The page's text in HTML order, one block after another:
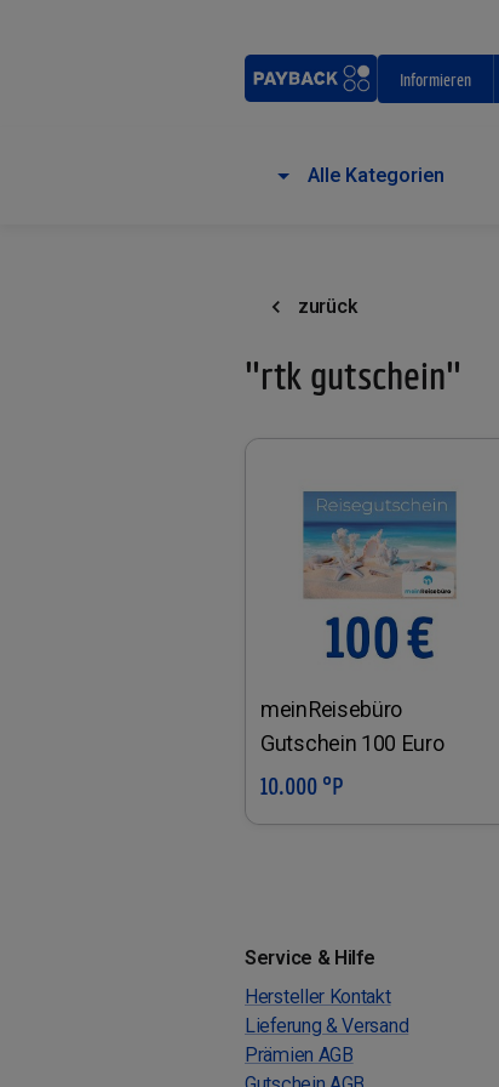
Informieren
Alle Kategorien
zurück
"rtk gutschein"
meinReisebüro
Gutschein 100 Euro
In den Warenkorb
10.000 °P
Service & Hilfe
Hersteller Kontakt
Lieferung & Versand
Prämien AGB